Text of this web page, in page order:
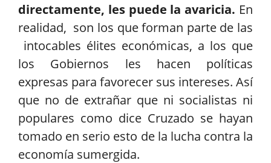
directamente, les puede la avaricia. En
realidad, son los que forman parte de las
intocables élites económicas, a los que
los Gobiernos les hacen políticas
expresas para favorecer sus intereses. Así
que no de extrañar que ni socialistas ni
populares como dice Cruzado se hayan
tomado en serio esto de la lucha contra la
economía sumergida.